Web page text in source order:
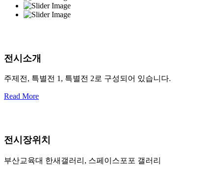
전시소개
주제전, 특별전 1, 특별전 2로 구성되어 있습니다.
Read More
전시장위치
부산교육대 한새갤러리, 스페이스포포 갤러리